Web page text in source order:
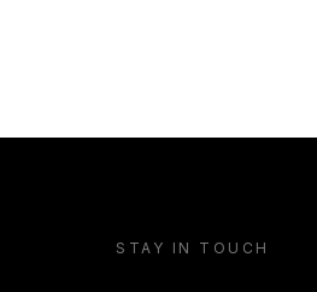
STAY IN TOUCH